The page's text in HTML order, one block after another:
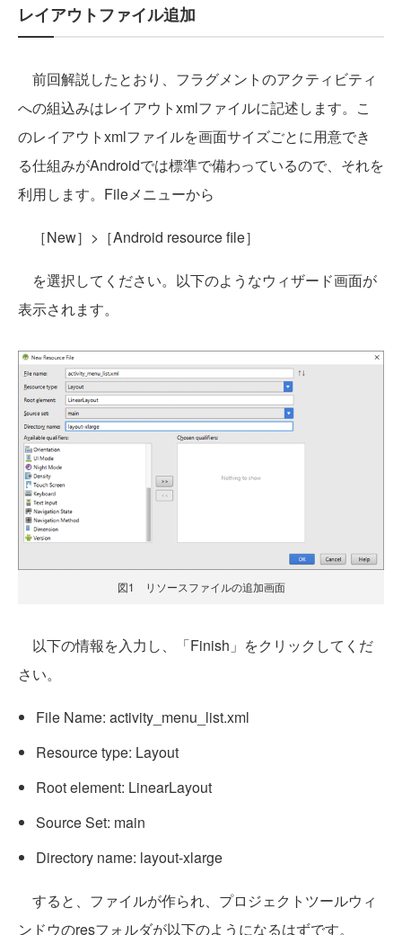
レイアウトファイル追加
前回解説したとおり、フラグメントのアクティビティ
への組込みはレイアウトxmlファイルに記述します。こ
のレイアウトxmlファイルを画面サイズごとに用意でき
る仕組みがAndroidでは標準で備わっているので、それを
利用します。Fileメニューから
［New］>［Android resource file］
を選択してください。以下のようなウィザード画面が
表示されます。
図1 リソースファイルの追加画面
以下の情報を入力し、「Finish」をクリックしてくだ
さい。
File Name: activity_menu_list.xml
Resource type: Layout
Root element: LinearLayout
Source Set: main
Directory name: layout-xlarge
すると、ファイルが作られ、プロジェクトツールウィ
ンドウのresフォルダが以下のようになるはずです。